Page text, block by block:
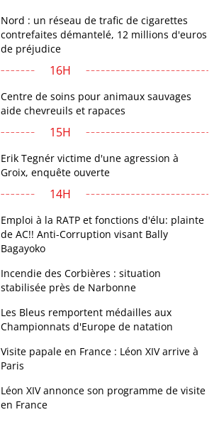
Nord : un réseau de trafic de cigarettes
contrefaites démantelé, 12 millions d'euros
de préjudice
16H
Centre de soins pour animaux sauvages
aide chevreuils et rapaces
15H
Erik Tegnér victime d'une agression à
Groix, enquête ouverte
14H
Emploi à la RATP et fonctions d'élu: plainte
de AC!! Anti-Corruption visant Bally
Bagayoko
Incendie des Corbières : situation
stabilisée près de Narbonne
Les Bleus remportent médailles aux
Championnats d'Europe de natation
Visite papale en France : Léon XIV arrive à
Paris
Léon XIV annonce son programme de visite
en France